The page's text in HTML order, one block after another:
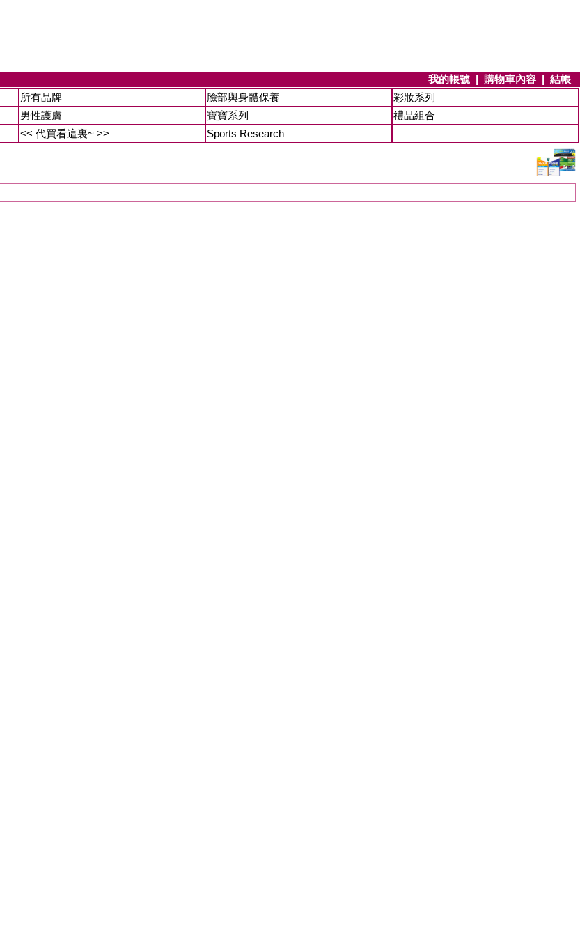
我的帳號 | 購物車內容 | 結帳
所有品牌 臉部與身體保養
彩妝系列
男性護膚 寶寶系列
禮品組合
<< 代買看這裏~ >>
Sports Research